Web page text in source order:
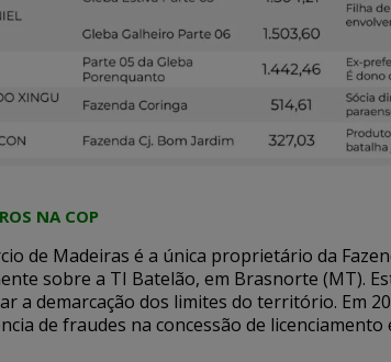
NA COP
de Madeiras é a única proprietário da
sobre a TI Batelão, em Brasnorte (MT).
a demarcação dos limites do território. Em
de fraudes na concessão de